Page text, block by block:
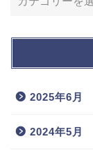
2025年6月
2024年5月